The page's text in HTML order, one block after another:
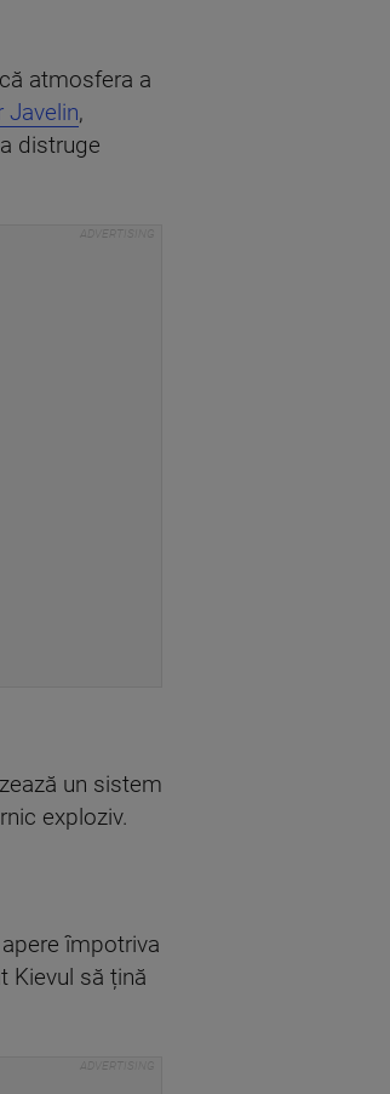
atmosfera a
Javelin,
distruge
un sistem
exploziv.
împotriva
Kievul să țină